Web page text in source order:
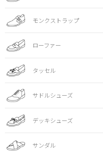
モンクストラップ
ローファー
タッセル
サドルシューズ
デッキシューズ
サンダル